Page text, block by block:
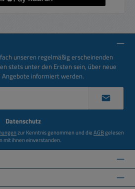
unseren regelmäßig erscheinenden
stets unter den Ersten sein, über neue
Angebote informiert werden.
Datenschutz
zur Kenntnis genommen und dieAGBgelesen
mit ihnen einverstanden.